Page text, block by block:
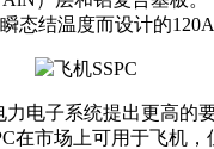
结温度而设计的
电子系统提出更高的
市场上可用于飞机